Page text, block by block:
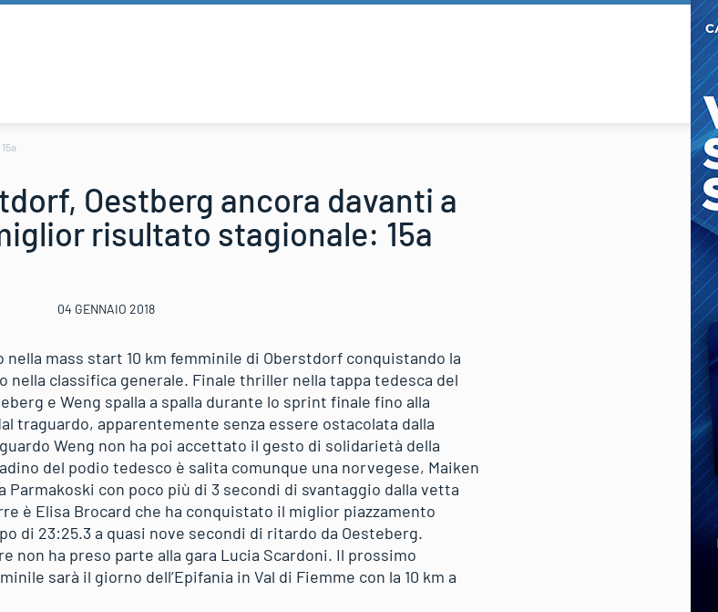
Oestberg ancora davanti a
risultato stagionale: 15a
04 GENNAIO 2018
mass start 10 km femminile di Oberstdorf conquistando la
nella classifica generale. Finale thriller nella tappa tedesca del
e Weng spalla a spalla durante lo sprint finale fino alla
traguardo, apparentemente senza essere ostacolata dalla
Weng non ha poi accettato il gesto di solidarietà della
del podio tedesco è salita comunque una norvegese, Maiken
con poco più di 3 secondi di svantaggio dalla vetta
è Elisa Brocard che ha conquistato il miglior piazzamento
di 23:25.3 a quasi nove secondi di ritardo da Oesteberg.
non ha preso parte alla gara Lucia Scardoni. Il prossimo
sarà il giorno dell’Epifania in Val di Fiemme con la 10 km a